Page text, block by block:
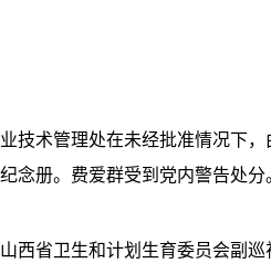
术管理处在未经批准情况下，
念册。费爱群受到党内警告处分
省卫生和计划生育委员会副巡